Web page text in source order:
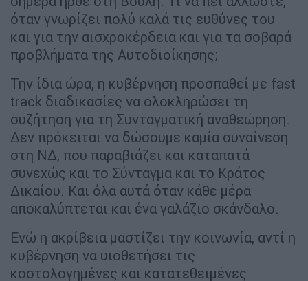
όταν γνωρίζει πολύ καλά τις ευθύνες του
και για την αισχροκέρδεια και για τα σοβαρά
προβλήματα της Αυτοδιοίκησης;
Την ίδια ώρα, η κυβέρνηση προσπαθεί με fast
track διαδικασίες να ολοκληρώσει τη
συζήτηση για τη Συνταγματική αναθεώρηση.
Δεν πρόκειται να δώσουμε καμία συναίνεση
στη ΝΔ, που παραβιάζει και καταπατά
συνεχώς και το Σύνταγμα και το Κράτος
Δικαίου. Και όλα αυτά όταν κάθε μέρα
αποκαλύπτεται και ένα γαλάζιο σκάνδαλο.
Ενώ η ακρίβεια μαστίζει την κοινωνία, αντί η
κυβέρνηση να υιοθετήσει τις
κοστολογημένες και κατατεθειμένες